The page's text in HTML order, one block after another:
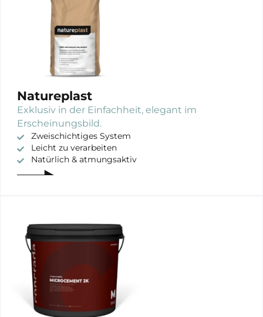
Natureplast
Exklusiv in der Einfachheit, elegant im
Erscheinungsbild.
Zweischichtiges System
Leicht zu verarbeiten
Natürlich & atmungsaktiv